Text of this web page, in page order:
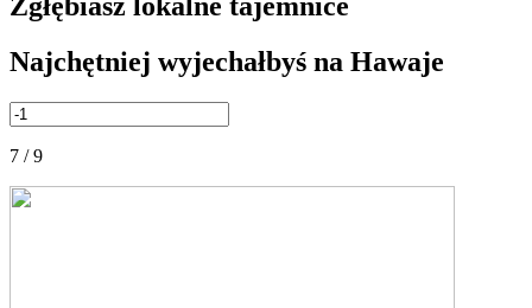
Najchętniej wyjechałbyś na Hawaje
7 / 9